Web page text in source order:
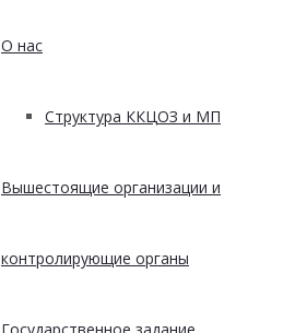
О нас
Структура ККЦОЗ и МП
Вышестоящие организации и
контролирующие органы